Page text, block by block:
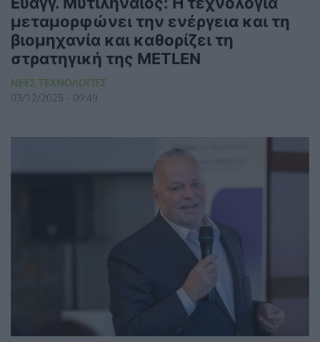
μεταμορφώνει την ενέργεια και τη
βιομηχανία και καθορίζει τη
στρατηγική της METLEN
ΝΕΕΣ ΤΕΧΝΟΛΟΓΙΕΣ
03/12/2025 - 09:49